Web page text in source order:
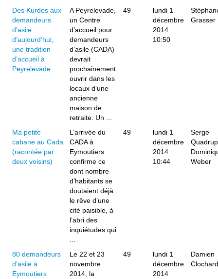
Des Kurdes aux
demandeurs
d’asile
d’aujourd’hui,
une tradition
d’accueil à
Peyrelevade
A Peyrelevade,
un Centre
d’accueil pour
demandeurs
d’asile (CADA)
devrait
prochainement
ouvrir dans les
locaux d’une
ancienne
maison de
retraite. Un ...
49
lundi 1
décembre
2014
10:50
Grasser
Ma petite
cabane au Cada
(racontée par
deux voisins)
L’arrivée du
CADA à
Eymoutiers
confirme ce
dont nombre
d’habitants se
doutaient déjà :
le rêve d’une
cité paisible, à
l’abri des
inquiétudes qui
49
lundi 1
décembre
2014
10:44
Serge
Weber
80 demandeurs
d’asile à
Eymoutiers
Le 22 et 23
novembre
2014, la
49
lundi 1
décembre
2014
Damien
Clochard